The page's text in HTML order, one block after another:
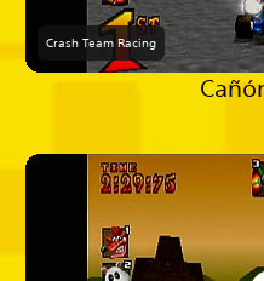
Crash Team Racing